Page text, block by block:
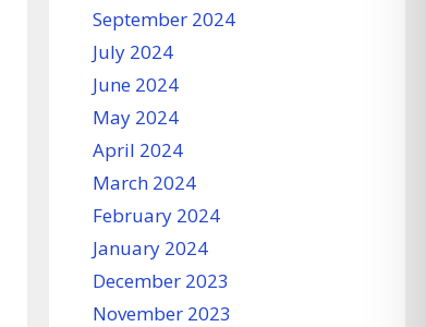
September 2024
July 2024
June 2024
May 2024
April 2024
March 2024
February 2024
January 2024
December 2023
November 2023